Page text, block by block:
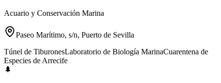
Acuario y Conservación Marina
Paseo Marítimo, s/n, Puerto de Sevilla
Túnel de TiburonesLaboratorio de Biología MarinaCuarentena de
Especies de Arrecife
🌲